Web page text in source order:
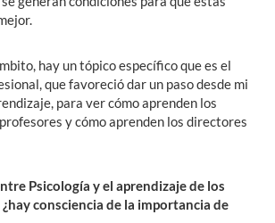
hay un tópico específico que es el
que favoreció dar un paso desde mi
para ver cómo aprenden los
y cómo aprenden los directores
Psicología y el aprendizaje de los
consciencia de la importancia de